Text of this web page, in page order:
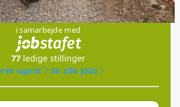
Jobs
i samarbejde med
77 ledige stillinger
agent
Se alle jobs